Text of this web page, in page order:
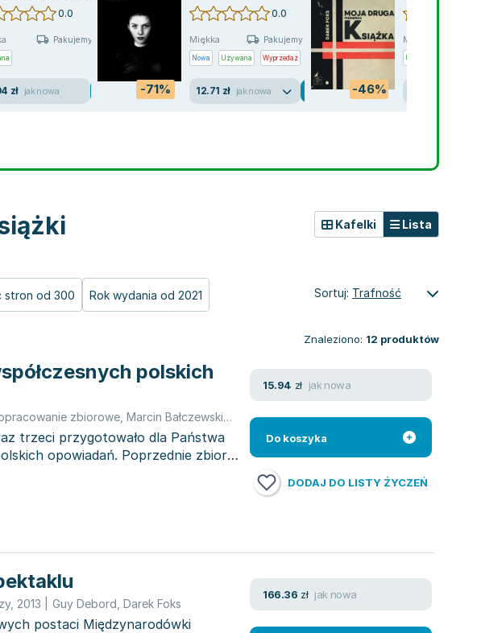
0.0
Pakujemy jutro
zł jak nowa -71%
0.0
Miękka Pakujemy jutro
Nowa Używana Wyprzedaż
12.71 zł jak nowa -46%
Miękka
stron od 300 Rok wydania od 2021
Kafelki Lista
Sortuj: Trafność
Znaleziono: 12 produktów
polskich
zbiorowe Marcin Bałczewski,Darek Foks,Agnieszka Kłos,Joanna Lech
trzeci przygotowało dla Państwa
opowiadań. Poprzednie zbiory,
15.94 zł jak nowa
Do koszyka
DODAJ DO LISTY ŻYCZEŃ
, 2013 Guy Debord Darek Foks
postaci Międzynarodówki
166.36 zł jak nowa